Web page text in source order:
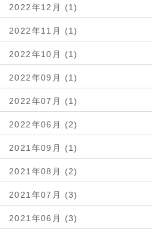
2022年12月 (1)
2022年11月 (1)
2022年10月 (1)
2022年09月 (1)
2022年07月 (1)
2022年06月 (2)
2021年09月 (1)
2021年08月 (2)
2021年07月 (3)
2021年06月 (3)